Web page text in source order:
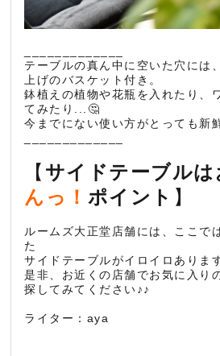
テーブルの真ん中に空いた穴には
上げのバスケット付き。
鉢植えの植物や花瓶を入れたり、
てみたり...🤔
今までにない使い方がとっても新
【 サイドテーブルは
んっ！ ポイント 】
ルームズ大正堂店舗には、ここで
た
サイドテーブルがイロイロありま
是非、お近くの店舗でお気に入り
探してみてください♪♪
ライター：aya